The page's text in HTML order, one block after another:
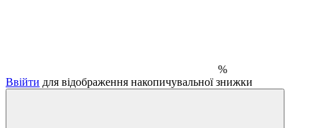
%
Ввійти для відображення накопичувальної знижки